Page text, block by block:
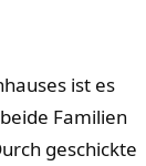
ist es⁢
Familien
geschickte